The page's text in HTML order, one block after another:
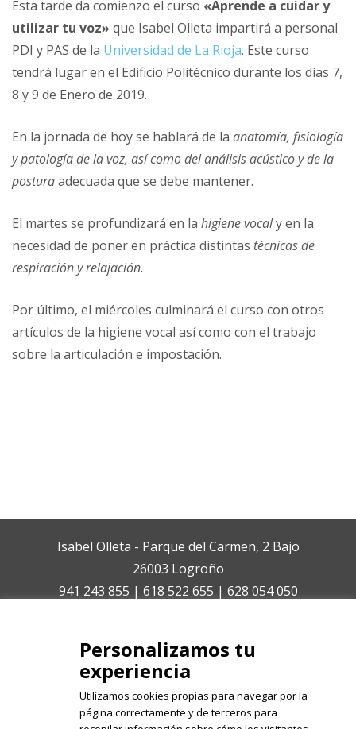
Esta tarde da comienzo el curso «Aprende a cuidar y
utilizar tu voz» que Isabel Olleta impartirá a personal
PDI y PAS de la Universidad de La Rioja. Este curso
tendrá lugar en el Edificio Politécnico durante los días 7,
8 y 9 de Enero de 2019.
En la jornada de hoy se hablará de la anatomía, fisiología
y patología de la voz, así como del análisis acústico y de la
posturaadecuada que se debe mantener.
El martes se profundizará en la higiene vocaly en la
necesidad de poner en práctica distintas técnicas de
respiración y relajación.
Por último, el miércoles culminará el curso con otros
artículos de la higiene vocal así como con el trabajo
sobre la articulación e impostación.
Isabel Olleta - Parque del Carmen, 2 Bajo
26003 Logroño
941 243 855 | 618 522 655 | 628 054 050
Personalizamos tu
experiencia
Utilizamos cookies propias para navegar por la
página correctamente y de terceros para